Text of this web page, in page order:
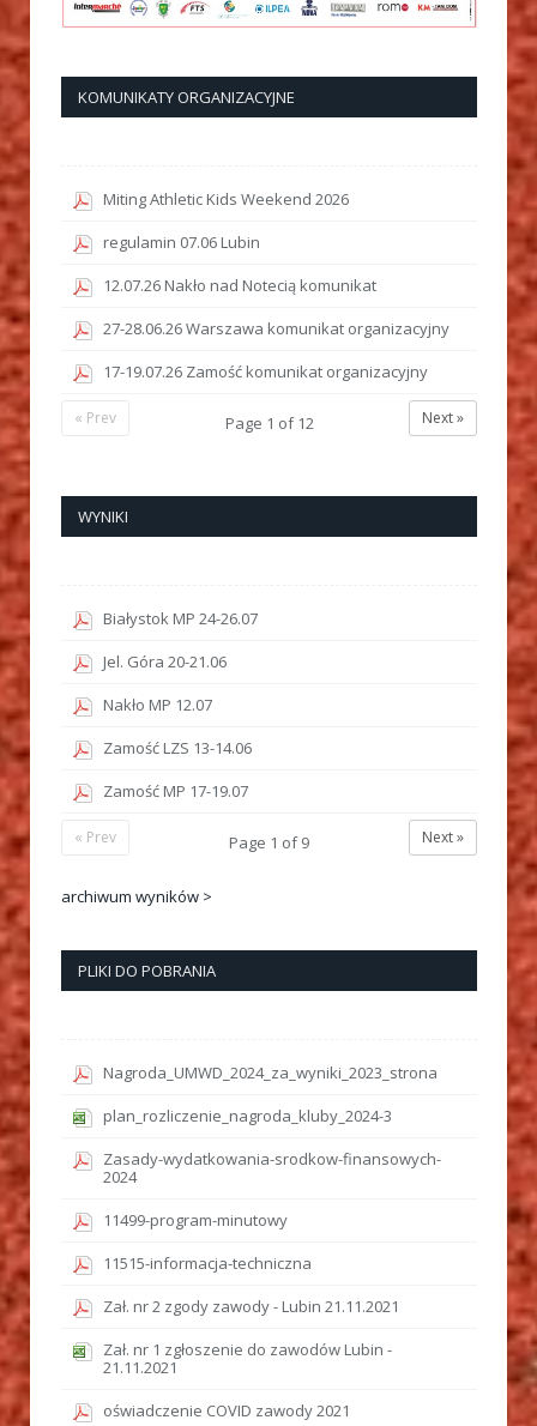
KOMUNIKATY ORGANIZACYJNE
Miting Athletic Kids Weekend 2026
regulamin 07.06 Lubin
12.07.26 Nakło nad Notecią komunikat
27-28.06.26 Warszawa komunikat organizacyjny
17-19.07.26 Zamość komunikat organizacyjny
Next »
Page 1 of12
« Prev
WYNIKI
Białystok MP 24-26.07
Jel. Góra 20-21.06
Nakło MP 12.07
Zamość LZS 13-14.06
Zamość MP 17-19.07
Next »
Page 1 of9
« Prev
archiwum wyników >
PLIKI DO POBRANIA
Nagroda_UMWD_2024_za_wyniki_2023_strona
plan_rozliczenie_nagroda_kluby_2024-3
Zasady-wydatkowania-srodkow-finansowych-
2024
11499-program-minutowy
11515-informacja-techniczna
Zał. nr 2 zgody zawody - Lubin 21.11.2021
Zał. nr 1 zgłoszenie do zawodów Lubin -
21.11.2021
oświadczenie COVID zawody 2021